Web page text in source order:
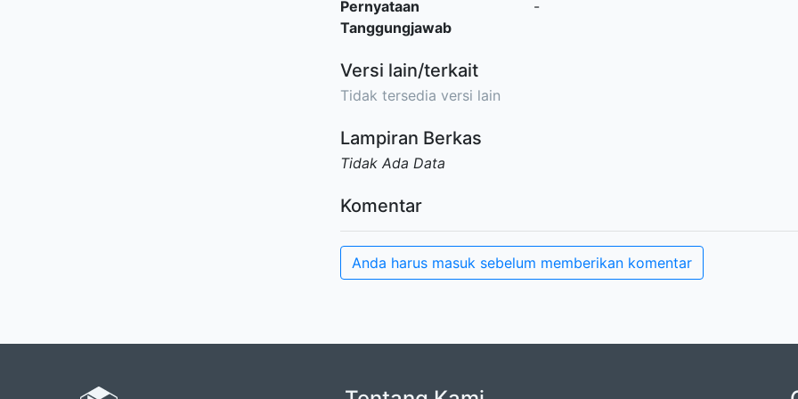
Pernyataan
Tanggungjawab
-
Versi lain/terkait
Tidak tersedia versi lain
Lampiran Berkas
Tidak Ada Data
Komentar
Anda harus masuk sebelum memberikan komentar